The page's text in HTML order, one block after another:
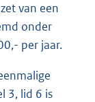
van een
onder
per jaar.
3, lid 6 is